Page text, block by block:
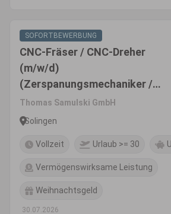
SOFORTBEWERBUNG
CNC-Fräser / CNC-Dreher
(m/w/d)
(Zerspanungsmechaniker /
Industriemechaniker (m/w/d) o.
ä.)
Thomas Samulski GmbH
Solingen
Vollzeit Urlaub >= 30
Vermögenswirksame Leistung
Weihnachtsgeld
30.07.2026